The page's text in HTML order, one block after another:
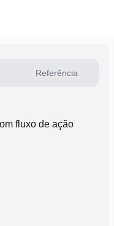
Referência
fluxo de ação